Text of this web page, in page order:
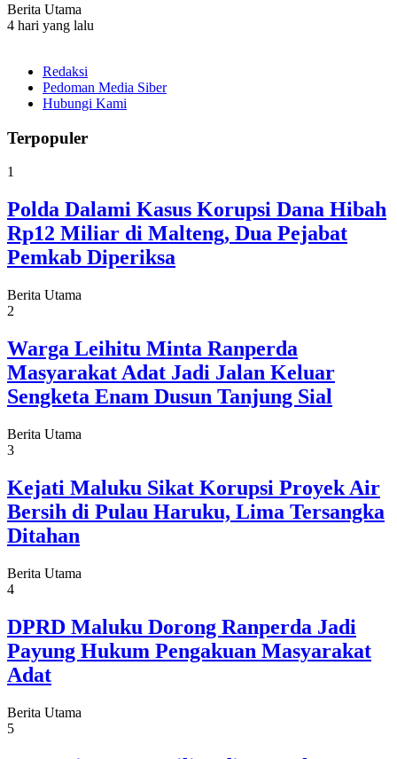
Berita Utama
4 hari yang lalu
Redaksi
Pedoman Media Siber
Hubungi Kami
Terpopuler
1
Polda Dalami Kasus Korupsi Dana Hibah
Rp12 Miliar di Malteng, Dua Pejabat
Pemkab Diperiksa
Berita Utama
2
Warga Leihitu Minta Ranperda
Masyarakat Adat Jadi Jalan Keluar
Sengketa Enam Dusun Tanjung Sial
Berita Utama
3
Kejati Maluku Sikat Korupsi Proyek Air
Bersih di Pulau Haruku, Lima Tersangka
Ditahan
Berita Utama
4
DPRD Maluku Dorong Ranperda Jadi
Payung Hukum Pengakuan Masyarakat
Adat
Berita Utama
5